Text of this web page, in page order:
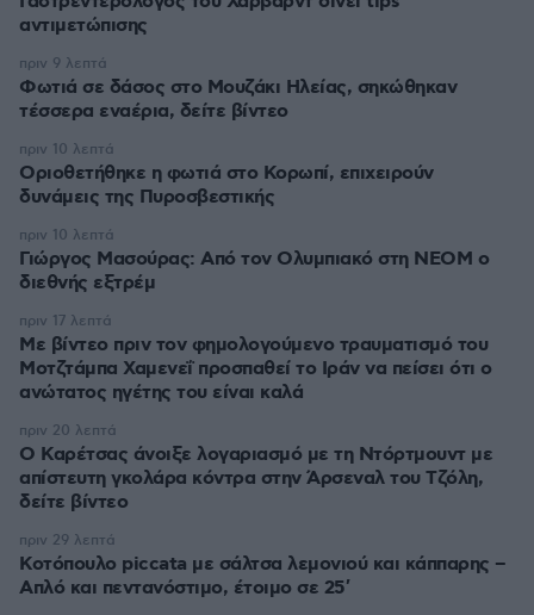
αντιμετώπισης
Φωτιά σε δάσος στο Μουζάκι Ηλείας, σηκώθηκαν
τέσσερα εναέρια, δείτε βίντεο
πριν 9 λεπτά
Οριοθετήθηκε η φωτιά στο Κορωπί, επιχειρούν
δυνάμεις της Πυροσβεστικής
πριν 10 λεπτά
Γιώργος Μασούρας: Από τον Ολυμπιακό στη ΝΕΟΜ ο
διεθνής εξτρέμ
πριν 10 λεπτά
Με βίντεο πριν τον φημολογούμενο τραυματισμό του
Μοτζτάμπα Χαμενεΐ προσπαθεί το Ιράν να πείσει ότι ο
ανώτατος ηγέτης του είναι καλά
πριν 17 λεπτά
Ο Καρέτσας άνοιξε λογαριασμό με τη Ντόρτμουντ με
απίστευτη γκολάρα κόντρα στην Άρσεναλ του Τζόλη,
δείτε βίντεο
πριν 20 λεπτά
Κοτόπουλο piccata με σάλτσα λεμονιού και κάππαρης –
Απλό και πεντανόστιμο, έτοιμο σε 25′
πριν 29 λεπτά